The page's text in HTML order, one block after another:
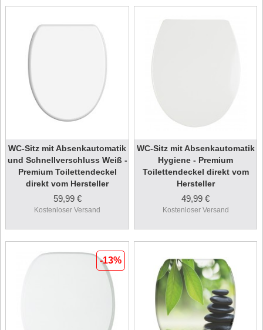
WC-Sitz mit Absenkautomatik
und Schnellverschluss Weiß -
Premium Toilettendeckel
direkt vom Hersteller
59,99 €
Kostenloser Versand
WC-Sitz mit Absenkautomatik
Hygiene - Premium
Toilettendeckel direkt vom
Hersteller
49,99 €
Kostenloser Versand
-13%